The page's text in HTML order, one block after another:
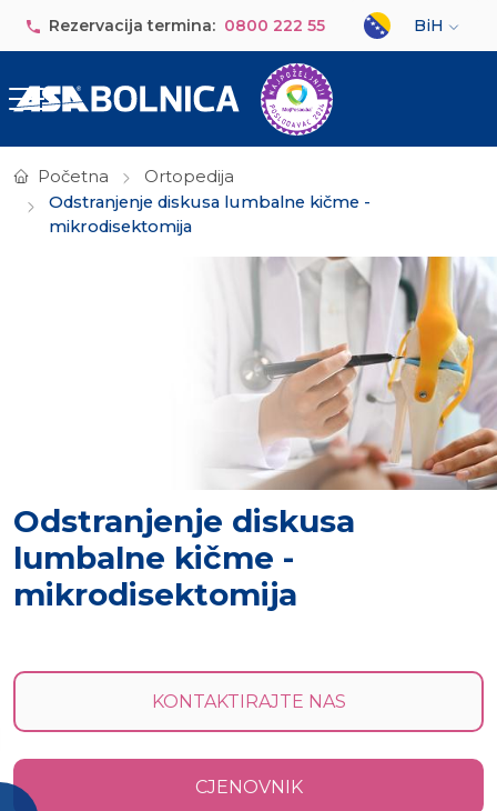
Rezervacija termina: 0800 222 55
Select your
BiH
Početna
Ortopedija
Odstranjenje diskusa lumbalne kičme -
mikrodisektomija
Odstranjenje diskusa
lumbalne kičme -
mikrodisektomija
KONTAKTIRAJTE NAS
CJENOVNIK